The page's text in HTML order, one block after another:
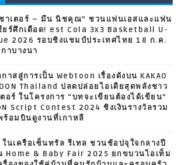
ซาเตอร์ – มีน นิชคุณ” ชวนแฟนเอสและแฟน
ยร์ศึกเดือด! est Cola 3x3 Basketball U-
2026 รอบชิงแชมป์ประเทศไทย 18 ก.ค.
าบางนา
กาสสู่การเป็น Webtoon เรื่องดังบน KAKAO
Thailand ปลดปล่อยไอเดียสุดพลังชาว
ตอร์ ในโครงการ “บทจะเขียนต้องได้เขียน”
Script Contest 2024 ชิงเงินรางวัลรวม
อมบินดูงานที่เกาหลี
นเครือเซ็นทรัล รีเทล ชวนช้อปจุใจกลางปี
Home & Baby Fair 2025 ยกขบวนไอเท็ม